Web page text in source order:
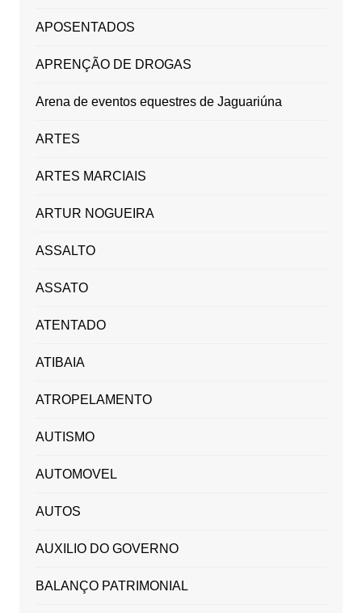
APOSENTADOS
APRENÇÃO DE DROGAS
Arena de eventos equestres de Jaguariúna
ARTES
ARTES MARCIAIS
ARTUR NOGUEIRA
ASSALTO
ASSATO
ATENTADO
ATIBAIA
ATROPELAMENTO
AUTISMO
AUTOMOVEL
AUTOS
AUXILIO DO GOVERNO
BALANÇO PATRIMONIAL